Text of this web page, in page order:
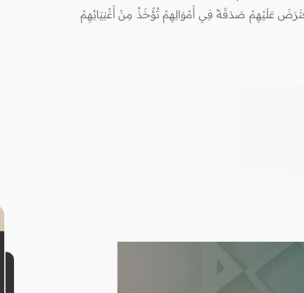
عَلَيْهِمْ صَدَقَةً فِي أَمْوَالِهِمْ تُؤْخَذُ مِنْ أَغْنِيَائِهِمْ